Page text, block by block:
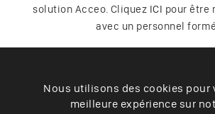
solution Acceo. Cliquez ICI pour être
avec un personnel
Plan du site Contact Vos
Accessibilité
Nous utilisons des cookies pour
meilleure expérience sur